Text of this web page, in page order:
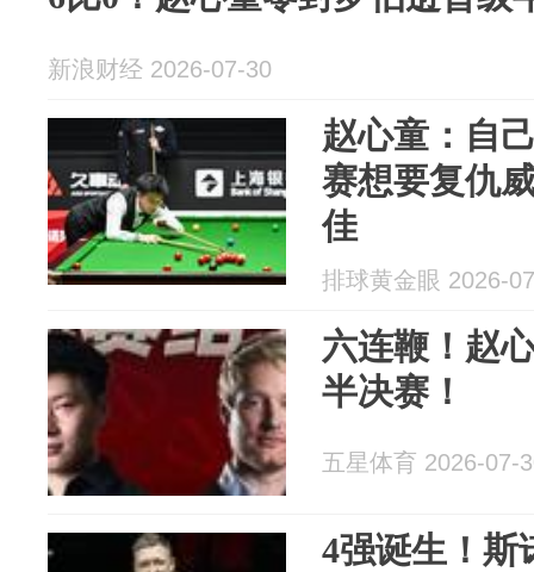
新浪财经 2026-07-30
赵心童：自
赛想要复仇
佳
排球黄金眼 2026-
六连鞭！赵
半决赛！
五星体育 2026-07-
4强诞生！斯